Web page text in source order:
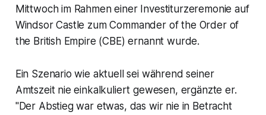
Mittwoch im Rahmen einer Investiturzeremonie auf
Windsor Castle zum Commander of the Order of
the British Empire (CBE) ernannt wurde.
Ein Szenario wie aktuell sei während seiner
Amtszeit nie einkalkuliert gewesen, ergänzte er.
"Der Abstieg war etwas, das wir nie in Betracht